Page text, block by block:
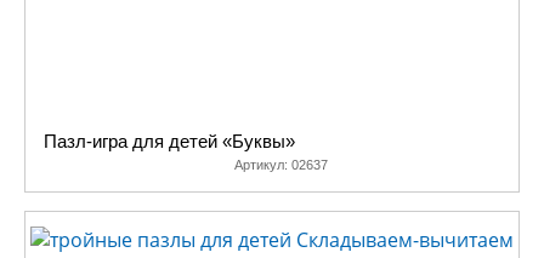
Пазл-игра для детей «Буквы»
Артикул: 02637